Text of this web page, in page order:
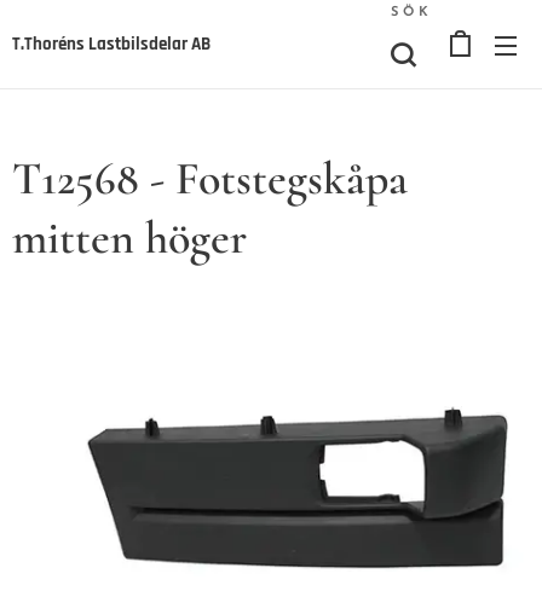
T.Thoréns Lastbilsdelar AB
SÖK
T12568 - Fotstegskåpa
mitten höger